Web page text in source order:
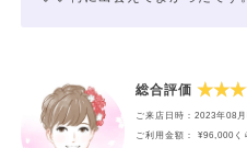
総合評価
ご来店日時：2023年08
ご利用金額： ¥96,000く